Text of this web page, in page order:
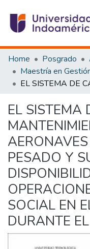
Communities &
All of DSpace
Statistics
Home Posgrado
EL SISTEMA
PESADO Y
SOCIAL EN
DURANTE